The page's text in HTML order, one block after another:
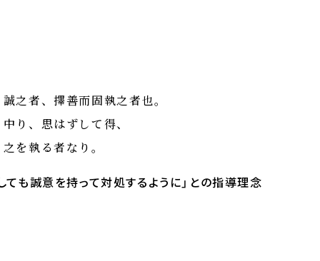
之者、擇善而固執之者也。
り、思はずして得、
を執る者なり。
も誠意を持って対処するように」との指導理念